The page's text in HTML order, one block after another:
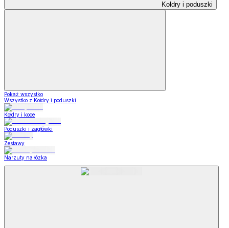
Kołdry i poduszki
Pokaż wszystko
Wszystko z Kołdry i poduszki
Kołdry i koce
Poduszki i zagłówki
Zestawy
Narzuty na łózka